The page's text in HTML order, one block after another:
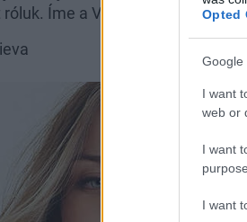
Opted
Google
I want
web or
I want
I want
Íme a Victoria´s Secret 10 új